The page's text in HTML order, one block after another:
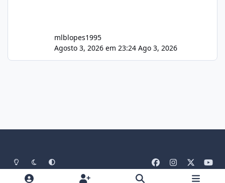
mlblopes1995
Agosto 3, 2026 em 23:24 Ago 3, 2026
Light ModeDark ModeSystem Preference
a
n
o
Idiomas Tema Política De Privacidade Contato